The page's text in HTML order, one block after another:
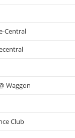
Central
Waggon
Club